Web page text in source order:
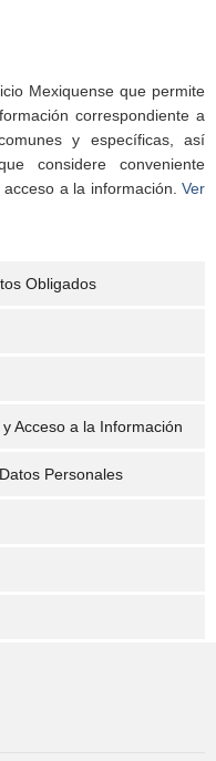
Mexiquense que permite
correspondiente a
y específicas, así
considere conveniente
a la información. Ver
Obligados
Acceso a la Información
Personales